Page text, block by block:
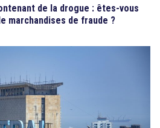
de la drogue : êtes-vous
marchandises de fraude ?